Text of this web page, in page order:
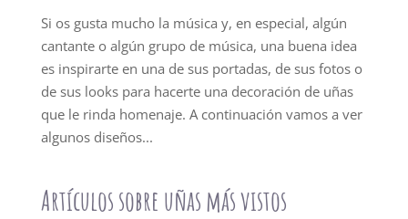
Si os gusta mucho la música y, en especial, algún
cantante o algún grupo de música, una buena idea
es inspirarte en una de sus portadas, de sus fotos o
de sus looks para hacerte una decoración de uñas
que le rinda homenaje. A continuación vamos a ver
algunos diseños...
Artículos sobre uñas más vistos